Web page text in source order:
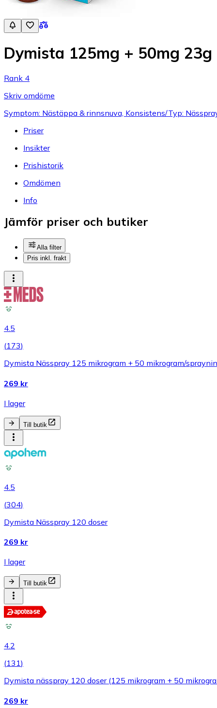
Dymista 125mg + 50mg 23g
Rank 4
Skriv omdöme
Symptom: Nästäppa & rinnsnuva, Konsistens/Typ:
Priser
Insikter
Prishistorik
Omdömen
Info
Jämför priser och butiker
Alla filter
Pris inkl. frakt
4.5
(173)
Dymista Nässpray 125 mikrogram + 50 mikrogram/
269 kr
I lager
Till butik
4.5
(304)
Dymista Nässpray 120 doser
269 kr
I lager
Till butik
4.2
(131)
Dymista nässpray 120 doser (125 mikrogram + 50
269 kr